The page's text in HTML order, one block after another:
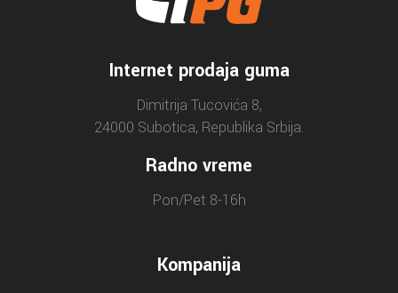
Internet prodaja guma
Dimitrija Tucovića 8,
24000 Subotica, Republika Srbija.
Radno vreme
Pon/Pet 8-16h
Kompanija